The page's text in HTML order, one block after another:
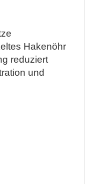
Hakenöhr
reduziert
und